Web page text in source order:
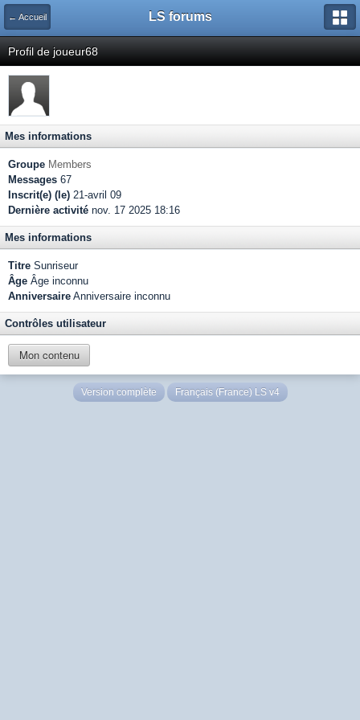
← Accueil LS forums
Profil de joueur68
Mes informations
Groupe Members
Messages 67
Inscrit(e) (le) 21-avril 09
Dernière activité nov. 17 2025 18:16
Mes informations
Titre Sunriseur
Âge Âge inconnu
Anniversaire Anniversaire inconnu
Contrôles utilisateur
Mon contenu
Version complète Français (France) LS v4